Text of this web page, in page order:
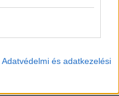
Adatvédelmi és adatkezelési